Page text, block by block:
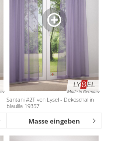
Santani #2T von Lysel - Dekoschal in
blaulila 19357
Masse eingeben